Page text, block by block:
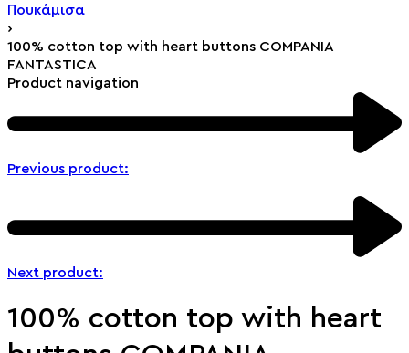
Πουκάμισα
›
100% cotton top with heart buttons COMPANIA
FANTASTICA
Product navigation
Previous product:
Next product:
100% cotton top with heart